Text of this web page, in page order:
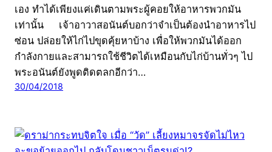
เอง ทำได้เพียงแค่เดินตามพระผู้คอยให้อาหารพวกมัน
เท่านั้น เจ้าอาวาสอนันต์บอกว่าจำเป็นต้องนำอาหารไป
ซ่อน ปล่อยให้ไก่ไปขุดคุ้ยหาบ้าง เพื่อให้พวกมันได้ออก
กำลังกายและสามารถใช้ชีวิตได้เหมือนกับไก่บ้านทั่วๆ ไป
พระอนันต์ยังพูดติดตลกอีกว่า…
30/04/2018